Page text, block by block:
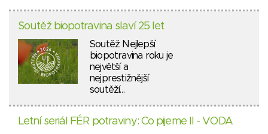
Soutěž biopotravina slaví 25 let
Soutěž Nejlepší
biopotravina roku je
největší a
nejprestižnější
soutěží…
Letní seriál FÉR potraviny: Co pijeme II - VODA